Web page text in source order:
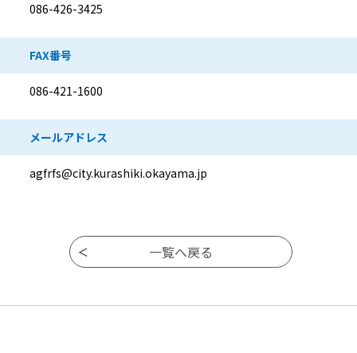
086-426-3425
FAX番号
086-421-1600
メールアドレス
agfrfs@city.kurashiki.okayama.jp